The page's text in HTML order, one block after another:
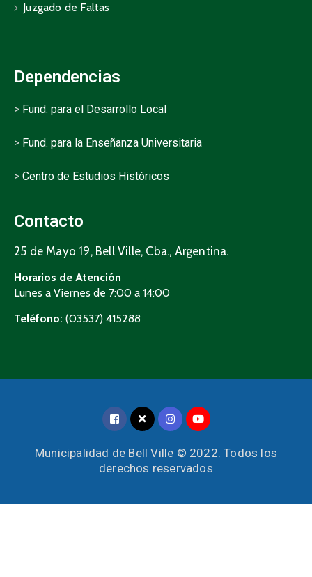
Juzgado de Faltas
Dependencias
> Fund. para el Desarrollo Local
> Fund. para la Enseñanza Universitaria
> Centro de Estudios Históricos
Contacto
25 de Mayo 19, Bell Ville, Cba., Argentina.
Horarios de Atención
Lunes a Viernes de 7:00 a 14:00
Teléfono: (03537) 415288
Municipalidad de Bell Ville © 2022. Todos los
derechos reservados